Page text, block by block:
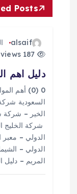
ت
Posts
alsaif
دليل اهم
0 (0) أهم
السعودية
الخير –
شركة
الدولي –
الدولي –
المريم –